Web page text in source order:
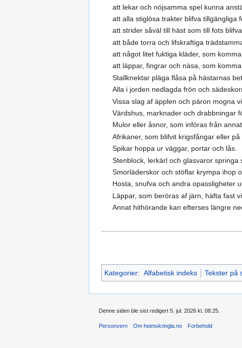
att lekar och nöjsamma spel kunna
att alla stiglösa trakter blifva tillgängliga
att strider såväl till häst som till fots
att både torra och lifskraftiga
att något litet fuktiga kläder, som
att läppar, fingrar och näsa, som
Stallknektar pläga flåsa på hästarnas
Alla i jorden nedlagda frön och
Vissa slag af äpplen och päron mogna
Värdshus, marknader och drabbningar
Mulor eller åsnor, som införas från
Afrikaner, som blifvit krigsfångar eller
Spikar hoppa ur väggar, portar och lås.
Stenblock, lerkärl och glasvaror springa
Smorläderskor och stöflar krympa ihop
Hosta, snufva och andra opassligheter
Läppar, som beröras af järn, häfta fast
Annat hithörande kan efterses längre
Kategorier: Alfabetisk indeks Tekster på
Denne siden ble sist redigert 5. jul. 2026 kl. 08:25.
Personvern Om heimskringla.no Forbehold